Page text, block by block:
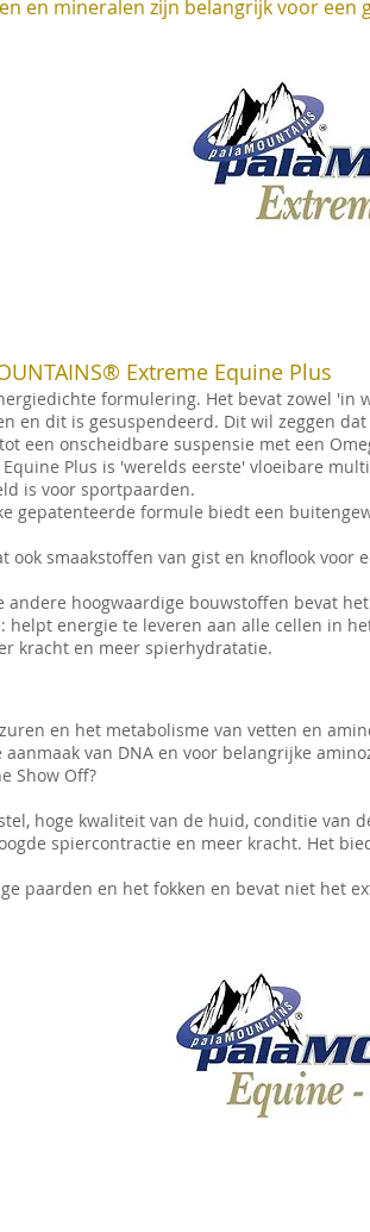
en mineralen zijn belangrijk voor een
Extreme Equine Plus
formulering. Het bevat zowel 'in
en dit is gesuspendeerd. Dit wil zeggen
een onscheidbare suspensie met een
Equine Plus is 'werelds eerste' vloeibare
is voor sportpaarden.
gepatenteerde formule biedt een
ook smaakstoffen van gist en knoflook voor
andere hoogwaardige bouwstoffen bevat
helpt energie te leveren aan alle cellen in
kracht en meer spierhydratatie.
en het metabolisme van vetten en
van DNA en voor belangrijke
Show Off?
hoge kwaliteit van de huid, conditie van
spiercontractie en meer kracht. Het
paarden en het fokken en bevat niet het